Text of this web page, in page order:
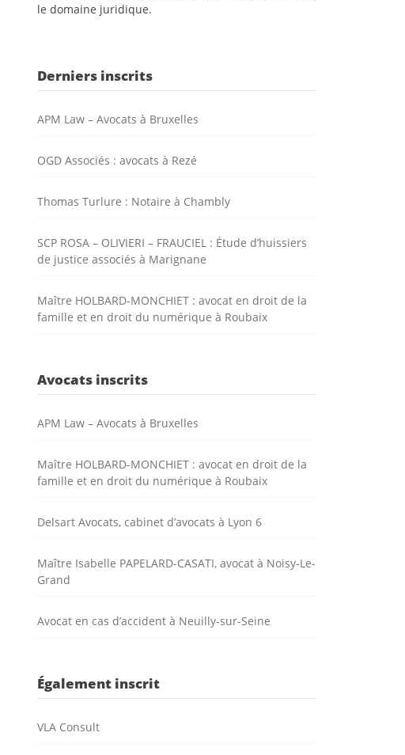
le domaine juridique.
Derniers inscrits
APM Law – Avocats à Bruxelles
OGD Associés : avocats à Rezé
Thomas Turlure : Notaire à Chambly
SCP ROSA – OLIVIERI – FRAUCIEL : Étude d’huissiers
de justice associés à Marignane
Maître HOLBARD-MONCHIET : avocat en droit de la
famille et en droit du numérique à Roubaix
Avocats inscrits
APM Law – Avocats à Bruxelles
Maître HOLBARD-MONCHIET : avocat en droit de la
famille et en droit du numérique à Roubaix
Delsart Avocats, cabinet d’avocats à Lyon 6
Maître Isabelle PAPELARD-CASATI, avocat à Noisy-Le-
Grand
Avocat en cas d’accident à Neuilly-sur-Seine
Également inscrit
VLA Consult